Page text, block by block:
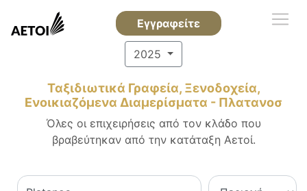
Εγγραφείτε
2025
Ταξιδιωτικά Γραφεία, Ξενοδοχεία,
Ενοικιαζόμενα Διαμερίσματα - Πλατανοσ
Όλες οι επιχειρήσεις από τον κλάδο που
βραβεύτηκαν από την κατάταξη Αετοί.